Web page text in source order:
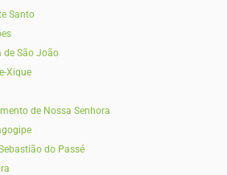
Santo
de São João
Xique
de Nossa Senhora
do Passé